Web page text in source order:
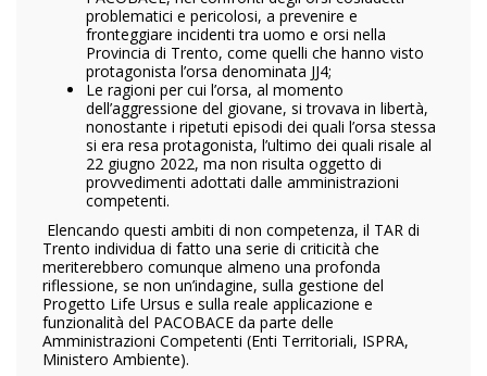
problematici e pericolosi, a prevenire e
fronteggiare incidenti tra uomo e orsi nella
Provincia di Trento, come quelli che hanno visto
protagonista l’orsa denominata JJ4;
Le ragioni per cui l’orsa, al momento
dell’aggressione del giovane, si trovava in libertà,
nonostante i ripetuti episodi dei quali l’orsa stessa
si era resa protagonista, l’ultimo dei quali risale al
22 giugno 2022, ma non risulta oggetto di
provvedimenti adottati dalle amministrazioni
competenti.
Elencando questi ambiti di non competenza, il TAR di
Trento individua di fatto una serie di criticità che
meriterebbero comunque almeno una profonda
riflessione, se non un’indagine, sulla gestione del
Progetto Life Ursus e sulla reale applicazione e
funzionalità del PACOBACE da parte delle
Amministrazioni Competenti (Enti Territoriali, ISPRA,
Ministero Ambiente).